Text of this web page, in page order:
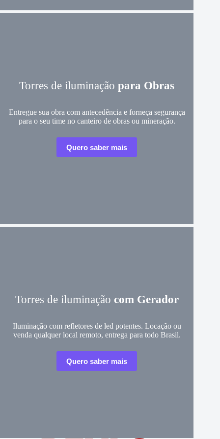
Torres de iluminaçãopara Obras
Entregue sua obra com antecedência e forneça segurança
para o seu time no canteiro de obras ou mineração.
Quero saber mais
Torres de iluminação com Gerador
Iluminação com refletores de led potentes. Locação ou
venda qualquer local remoto, entrega para todo Brasil.
Quero saber mais